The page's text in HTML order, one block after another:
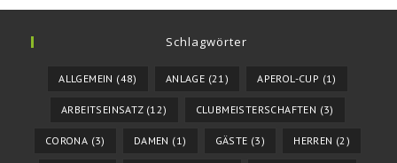
Schlagwörter
ALLGEMEIN (48) ANLAGE (21) APEROL-CUP (1)
ARBEITSEINSATZ(12) CLUBMEISTERSCHAFTEN (3)
CORONA (3) DAMEN (1) GÄSTE (3) HERREN (2)